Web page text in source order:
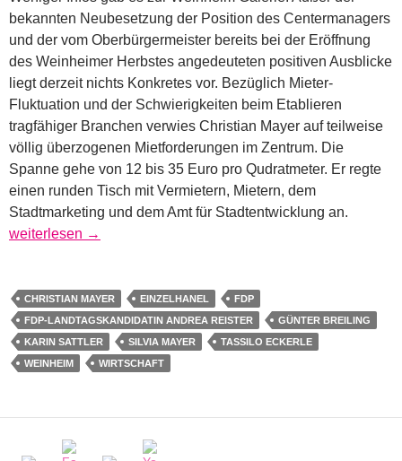
bekannten Neubesetzung der Position des Centermanagers
und der vom Oberbürgermeister bereits bei der Eröffnung
des Weinheimer Herbstes angedeuteten positiven Ausblicke
liegt derzeit nichts Konkretes vor. Bezüglich Mieter-
Fluktuation und der Schwierigkeiten beim Etablieren
tragfähiger Branchen verwies Christian Mayer auf teilweise
völlig überzogenen Mietforderungen im Zentrum. Die
Spanne gehe von 12 bis 35 Euro pro Qudratmeter. Er regte
einen runden Tisch mit Vermietern, Mietern, dem
Stadtmarketing und dem Amt für Stadtentwicklung an.
Leerstände, Branchenmix und ein Überangebot
weiterlesen →
CHRISTIAN MAYER EINZELHANEL
FDP
FDP-LANDTAGSKANDIDATIN ANDREA REISTER
GÜNTER BREILING
KARIN SATTLER
SILVIA MAYER
TASSILO ECKERLE
WEINHEIM
WIRTSCHAFT